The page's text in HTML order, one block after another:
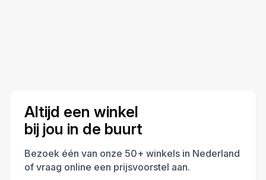
Altijd een winkel
bij jou in de buurt
Bezoek één van onze 50+ winkels in Nederland
of vraag online een prijsvoorstel aan.